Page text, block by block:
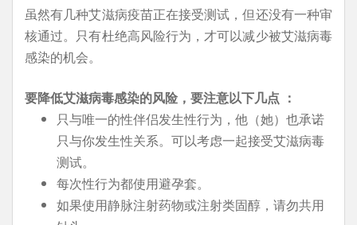
虽然有几种艾滋病疫苗正在接受测试，但还没有一种审
核通过。只有杜绝高风险行为，才可以减少被艾滋病毒
感染的机会。
要降低艾滋病毒感染的风险，要注意以下几点 ：
只与唯一的性伴侣发生性行为，他（她）也承诺
只与你发生性关系。可以考虑一起接受艾滋病毒
测试。
每次性行为都使用避孕套。
如果使用静脉注射药物或注射类固醇，请勿共用